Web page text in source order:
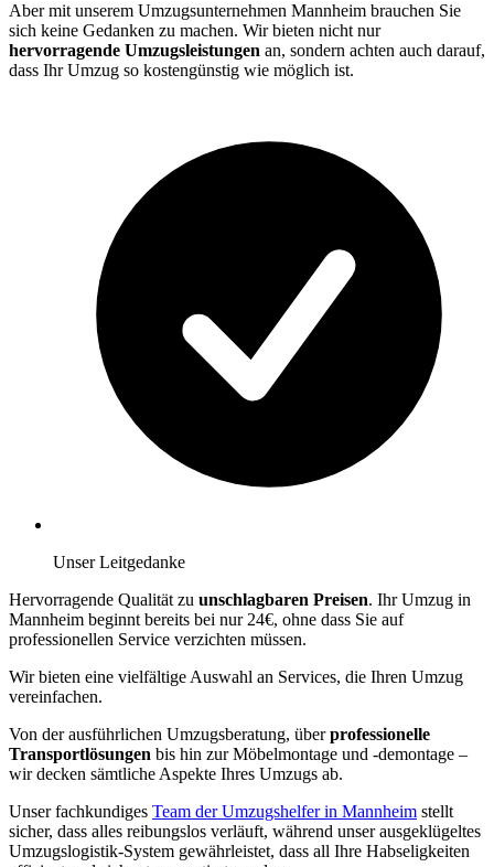
Aber mit unserem Umzugsunternehmen Mannheim brauchen Sie
sich keine Gedanken zu machen. Wir bieten nicht nur
hervorragende Umzugsleistungen an, sondern achten auch darauf,
dass Ihr Umzug so kostengünstig wie möglich ist.
Unser Leitgedanke
Hervorragende Qualität zu unschlagbaren Preisen. Ihr Umzug in
Mannheim beginnt bereits bei nur 24€, ohne dass Sie auf
professionellen Service verzichten müssen.
Wir bieten eine vielfältige Auswahl an Services, die Ihren Umzug
vereinfachen.
Von der ausführlichen Umzugsberatung, überprofessionelle
Transportlösungen bis hin zur Möbelmontage und -demontage –
wir decken sämtliche Aspekte Ihres Umzugs ab.
Unser fachkundiges Team der Umzugshelfer in Mannheim stellt
sicher, dass alles reibungslos verläuft, während unser ausgeklügeltes
Umzugslogistik-System gewährleistet, dass all Ihre Habseligkeiten